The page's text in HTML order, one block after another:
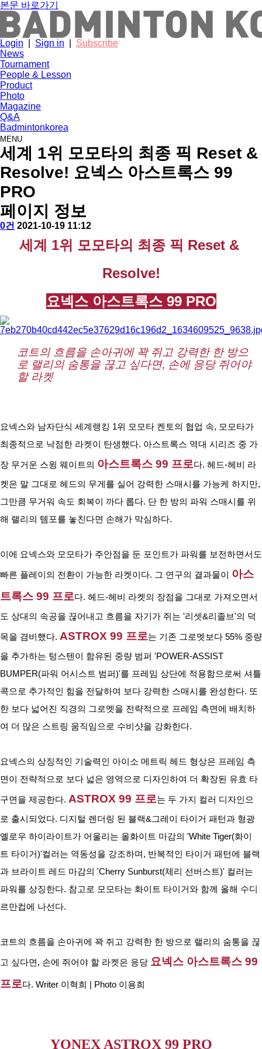
본문 바로가기
Login Sign in
Subscribe
News
Tournament
People & Lesson
Product
Photo
Magazine
Q&A
Badmintonkorea
MENU
product
세계 1위 모모타의 최종 픽 Reset &
Resolve! 요넥스 아스트록스 99
PRO
페이지 정보
작
배
댓
0건 작
일
2021-10-19 11:12
세계 1위 모모타의 최종 픽 Reset &
Resolve!
요넥스 아스트록스 99 PRO
코트의 흐름을 손아귀에 꽉 쥐고 강력한 한 방으
로 랠리의 숨통을 끊고 싶다면, 손에 응당 쥐어야
할 라켓
요넥스와 남자단식 세계랭킹 1위 모모타 켄토의 협업 속, 모모타가
최종적으로 낙점한 라켓이 탄생했다. 아스트록스 역대 시리즈 중 가
장 무거운 스윙 웨이트의 아스트록스 99 프로다. 헤드-헤비 라
켓은 말 그대로 헤드의 무게를 실어 강력한 스매시를 가능케 하지만,
그만큼 무거워 속도 회복이 까다 롭다. 단 한 방의 파워 스매시를 위
해 랠리의 템포를 놓친다면 손해가 막심하다.
이에 요넥스와 모모타가 주안점을 둔 포인트가 파워를 보전하면서도
빠른 플레이의 전환이 가능한 라켓이다. 그 연구의 결과물이 아스
트록스 99 프로다. 헤드-헤비 라켓의 장점을 그대로 가져오면서
도 상대의 속공을 끊어내고 흐름을 자기가 쥐는 '리셋&리졸브'의 덕
목을 겸비했다. ASTROX 99 프로는 기존 그로멧보다 55% 중량
을 추가하는 텅스텐이 함유된 중량 범퍼 'POWER-ASSIST
BUMPER(파워 어시스트 범퍼)'를 프레임 상단에 적용함으로써 셔틀
콕으로 추가적인 힘을 전달하여 보다 강력한 스매시를 완성한다. 또
한 보다 넓어진 직경의 그로멧을 전략적으로 프레임 측면에 배치하
여 더 많은 스트링 움직임으로 수비샷을 강화한다.
요넥스의 상징적인 기술력인 아이소 메트릭 헤드 형상은 프레임 측
면이 전략적으로 보다 넓은 영역으로 디자인하여 더 확장된 유효 타
구면을 제공한다. ASTROX 99 프로는 두 가지 컬러 디자인으
로 출시되었다. 디지털 렌더링 된 블랙&그레이 타이거 패턴과 형광
옐로우 하이라이트가 어울리는 올화이트 마감의 'White Tiger(화이
트 타이거)'컬러는 역동성을 강조하며, 반복적인 타이거 패턴에 블랙
과 브라이트 레드 마감의 'Cherry Sunburst(체리 선버스트)' 컬러는
파워를 상징한다. 참고로 모모타는 화이트 타이거와 함께 올해 수디
르만컵에 나선다.
코트의 흐름을 손아귀에 꽉 쥐고 강력한 한 방으로 랠리의 숨통을 끊
고 싶다면, 손에 쥐어야 할 라켓은 응당 요넥스 아스트록스 99
프로다. Writer 이혁희 | Photo 이용희
YONEX ASTROX 99 PRO